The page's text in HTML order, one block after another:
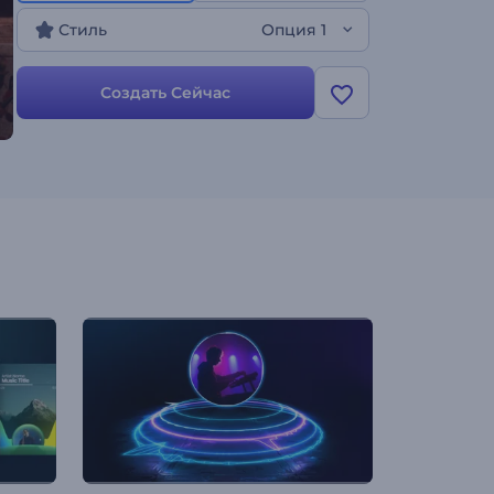
платформах, чтобы расширить базу своих
фанов. Идеально подходит для диджеев,
музыкальных продюсеров и музыкантов,
которые хотят расширить свое музыкальное
влияние. Попробуйте прямо сейчас!
Стиль Опция 1
Создать Сейчас